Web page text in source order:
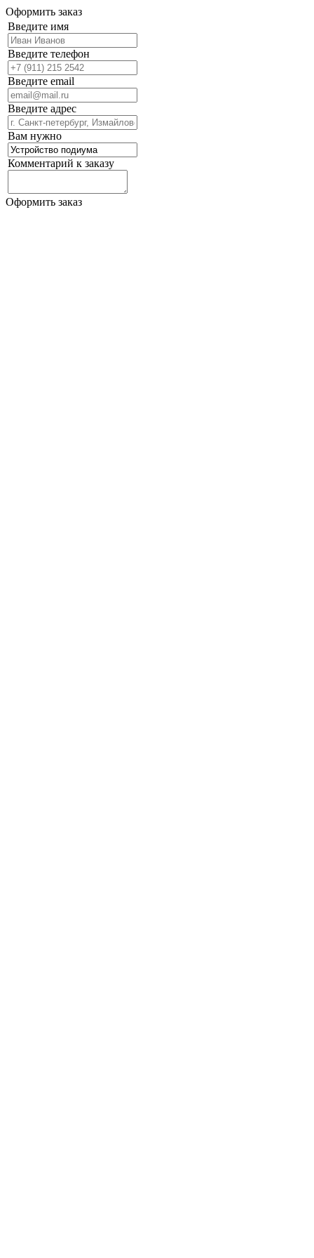
Оформить заказ
Введите имя
Введите телефон
Введите email
Введите адрес
Вам нужно
Комментарий к заказу
Оформить заказ